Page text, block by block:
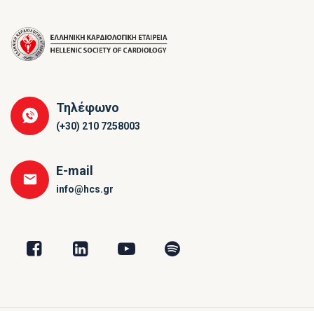
Τηλέφωνο
(+30) 210 7258003
E-mail
info@hcs.gr